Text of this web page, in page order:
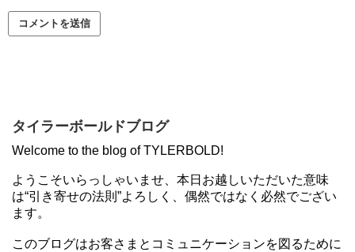
タイラーボールドブログ
Welcome to the blog of TYLERBOLD!
ようこそいらっしゃいませ、本日お越しいただいた意味
は“引き寄せの法則”よろしく、偶然ではなく必然でござい
ます。
このブログはお客さまとコミュニケーションを図るために